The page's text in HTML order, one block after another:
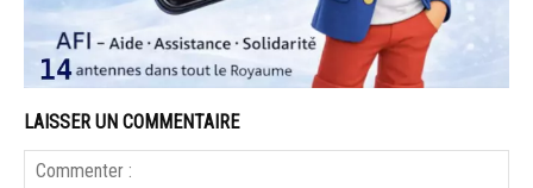
LAISSER UN COMMENTAIRE